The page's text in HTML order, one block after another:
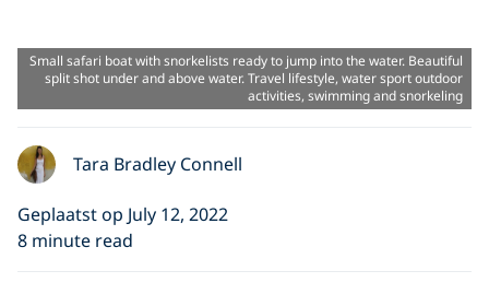
Small safari boat with snorkelists ready to jump into the water. Beautiful
split shot under and above water. Travel lifestyle, water sport outdoor
activities, swimming and snorkeling
Tara Bradley Connell
Geplaatst op July 12, 2022
8 minute read